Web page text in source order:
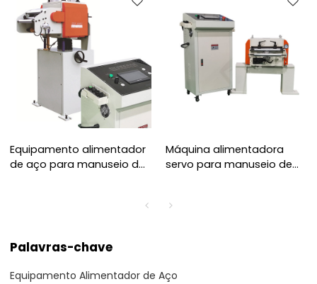
Equipamento alimentador
de aço para manuseio de
Máquina alimentadora
servo para manuseio de
Palavras-chave
Equipamento Alimentador de Aço